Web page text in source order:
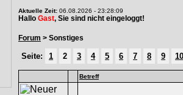
Aktuelle Zeit: 06.08.2026 - 23:28:09
Hallo Gast, Sie sind nicht eingeloggt!
Forum > Sonstiges
Seite: 1 2 3 4 5 6 7 8 9 10
Betreff